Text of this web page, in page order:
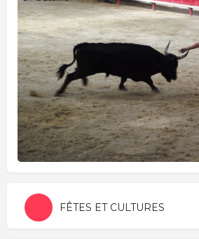
FÊTES ET CULTURES